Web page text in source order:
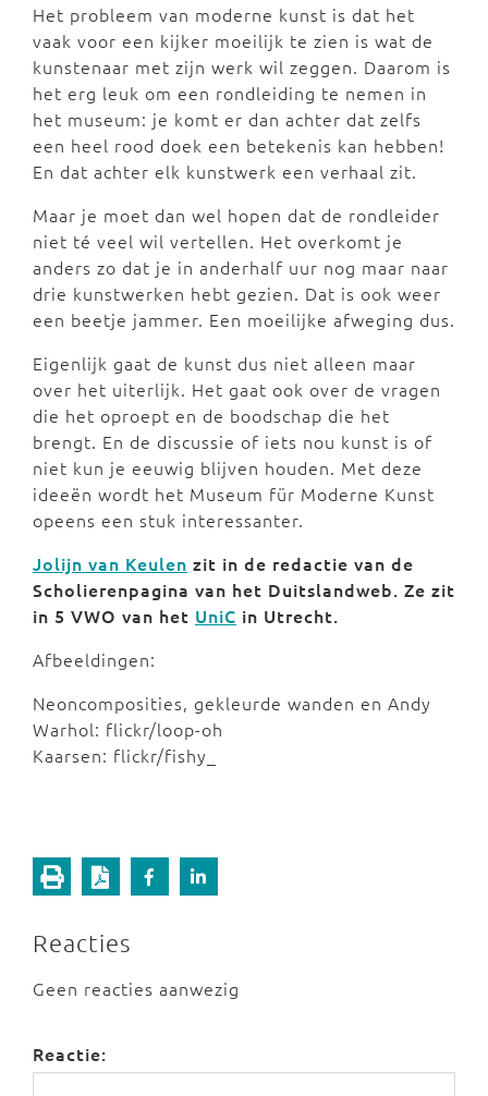
Het probleem van moderne kunst is dat het
vaak voor een kijker moeilijk te zien is wat de
kunstenaar met zijn werk wil zeggen. Daarom is
het erg leuk om een rondleiding te nemen in
het museum: je komt er dan achter dat zelfs
een heel rood doek een betekenis kan hebben!
En dat achter elk kunstwerk een verhaal zit.
Maar je moet dan wel hopen dat de rondleider
niet té veel wil vertellen. Het overkomt je
anders zo dat je in anderhalf uur nog maar naar
drie kunstwerken hebt gezien. Dat is ook weer
een beetje jammer. Een moeilijke afweging dus.
Eigenlijk gaat de kunst dus niet alleen maar
over het uiterlijk. Het gaat ook over de vragen
die het oproept en de boodschap die het
brengt. En de discussie of iets nou kunst is of
niet kun je eeuwig blijven houden. Met deze
ideeën wordt het Museum für Moderne Kunst
opeens een stuk interessanter.
Jolijn van Keulen zit in de redactie van de
Scholierenpagina van het Duitslandweb. Ze zit
in 5 VWO van het UniC in Utrecht.
Afbeeldingen:
Neoncomposities, gekleurde wanden en Andy
Warhol: flickr/loop-oh
Kaarsen: flickr/fishy_
Reacties
Geen reacties aanwezig
Reactie: